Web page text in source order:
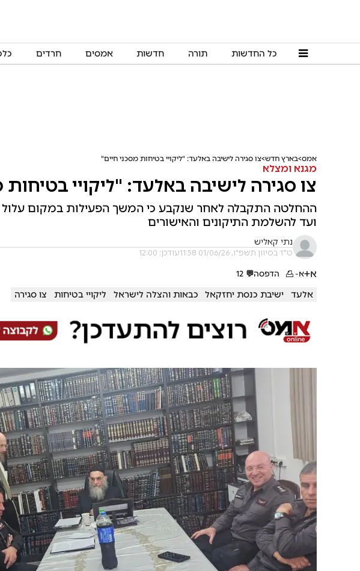
כל החדשות תורה חדשות אמסים חרדים
אמס בארץ חדש צו סגירה לישיבה באלעד: "ליקויי בטיחות מסכני חיים"
מגנא ומצלא
צו סגירה לישיבה באלעד: "ליקויי בטיחות
ההחלטה התקבלה לאחר שנקבע כי המשך הפעילות במקום עלול
ועד להשלמת התיקונים והאישורים
נתי קאליש
ט"ז בסיוון תשפ"ו, 01/06/26 11:58 עודכן: 12:00
א+א- הדפסה💬
12
אלעד ישיבת כנסת יחזקאל כבאות והצלה לישראל ליקויי בטיחות צו סגירה